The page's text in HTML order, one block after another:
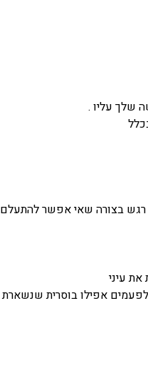
שלך עליו .
רגש בצורה שאי אפשר להתעלם
עיני
אפילו בוסרית